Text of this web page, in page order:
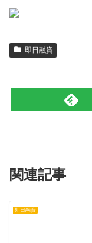
即日融資
関連記事
即日融資